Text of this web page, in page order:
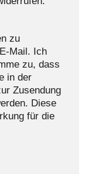
zu
Mail. Ich
zu, dass
in der
Zusendung
Diese
für die